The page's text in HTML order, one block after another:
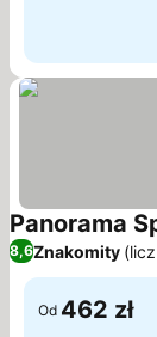
Panorama
8,6Znakomity
Od 462 zł